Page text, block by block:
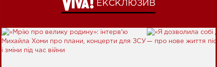
ЕКСКЛЮЗИВ